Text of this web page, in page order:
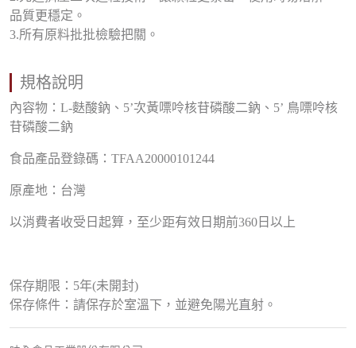
品質更穩定。
3.所有原料批批檢驗把關。
規格說明
內容物：L-麩酸鈉、5’次黃嘌呤核苷磷酸二鈉、5’ 鳥嘌呤核
苷磷酸二鈉
食品產品登錄碼：TFAA20000101244
原產地：台灣
以消費者收受日起算，至少距有效日期前360日以上
保存期限：5年(未開封)
保存條件：請保存於室溫下，並避免陽光直射。